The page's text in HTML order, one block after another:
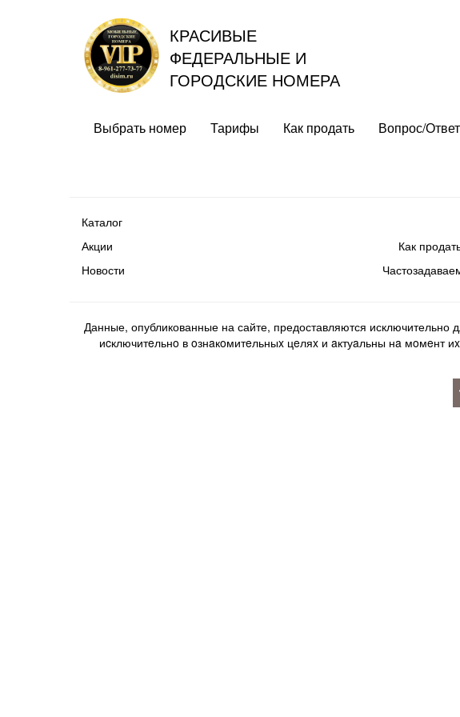
КРАСИВЫЕ
ФЕДЕРАЛЬНЫЕ И
ГОРОДСКИЕ НОМЕРА
Выбрать номер Тарифы Как продать Вопрос/Ответ
Каталог
Акции
Новости
Как
Данные, опубликованные на сайте, предоставляются
иcключитeльнo в oзнaкoмитeльныx цeляx и aктуaльны нa мoмeнт